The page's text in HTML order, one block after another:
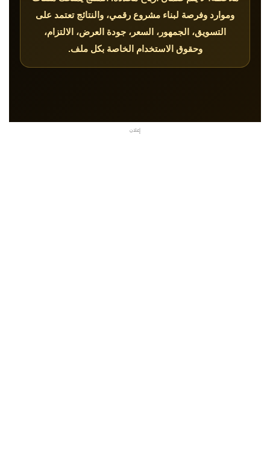
وموارد وفرصة لبناء مشروع رقمي، والنتائج تعتمد على
التسويق، الجمهور، السعر، جودة العرض، الالتزام،
وحقوق الاستخدام الخاصة بكل ملف.
إعلان